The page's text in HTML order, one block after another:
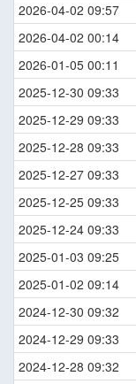
2026-04-02 09:57
2026-04-02 00:14
2026-01-05 00:11
2025-12-30 09:33
2025-12-29 09:33
2025-12-28 09:33
2025-12-27 09:33
2025-12-25 09:33
2025-12-24 09:33
2025-01-03 09:25
2025-01-02 09:14
2024-12-30 09:32
2024-12-29 09:33
2024-12-28 09:32